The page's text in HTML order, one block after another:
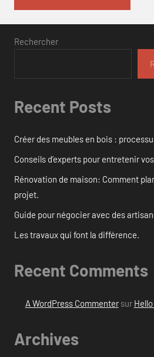
Rechercher
Recent Posts
Créer des meubles en bois :
Conseils d’experts pour entretenir
Rénovation de maison: Comment
projet.
Guide pour négocier avec des
Les travaux qui font la différence.
Recent Comments
A WordPress Commentersur
Archives